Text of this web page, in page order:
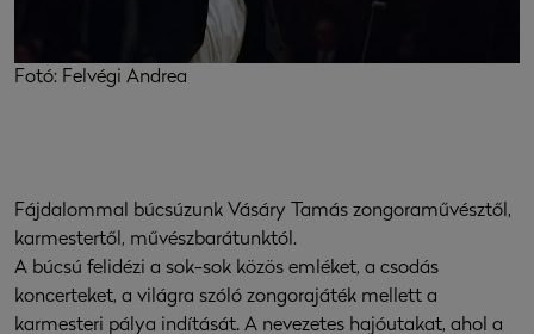
Fotó: Felvégi Andrea
Fájdalommal búcsúzunk Vásáry Tamás zongoraművésztől,
karmestertől, művészbarátunktól.
A búcsú felidézi a sok-sok közös emléket, a csodás
koncerteket, a világra szóló zongorajáték mellett a
karmesteri pálya indítását. A nevezetes hajóutakat, ahol a